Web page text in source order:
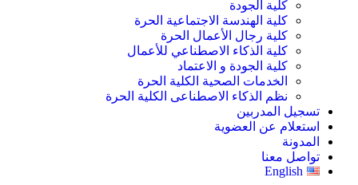
كلية الجودة
كلية الهندسة الاجتماعية الحرة
كلية رجال الأعمال الحرة
كلية الذكاء الاصطناعي للأعمال
كلية الجودة و الاعتماد
الخدمات الصحية الكلية الحرة
نظم الذكاء الاصطناعى الكلية الحرة
تسجيل المدربين
استعلام عن العضوية
المدونة
تواصل معنا
English